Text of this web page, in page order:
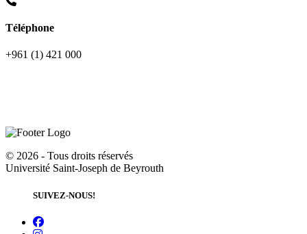
Téléphone
+961 (1) 421 000
© 2026 - Tous droits réservés
Université Saint-Joseph de Beyrouth
SUIVEZ-NOUS!